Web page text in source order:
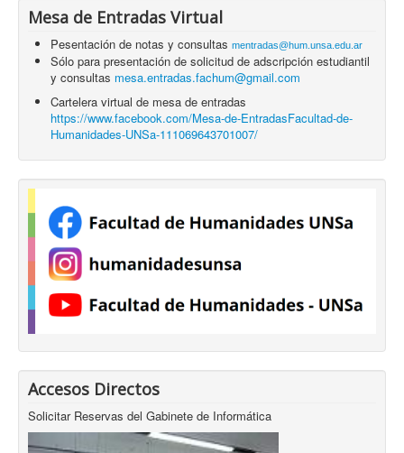
Mesa de Entradas Virtual
Pesentación de notas y consultas mentradas@hum.unsa.edu.ar
Sólo para presentación de solicitud de adscripción estudiantil
y consultas mesa.entradas.fachum@gmail.com
Cartelera virtual de mesa de entradas
https://www.facebook.com/Mesa-de-EntradasFacultad-de-
Humanidades-UNSa-111069643701007/
Accesos Directos
Solicitar Reservas del Gabinete de Informática